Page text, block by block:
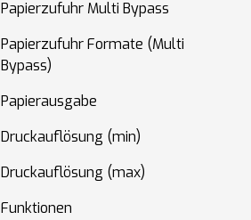
Papierzufuhr Multi Bypass
Papierzufuhr Formate (Multi
Bypass)
Papierausgabe
Druckauflösung (min)
Druckauflösung (max)
Funktionen